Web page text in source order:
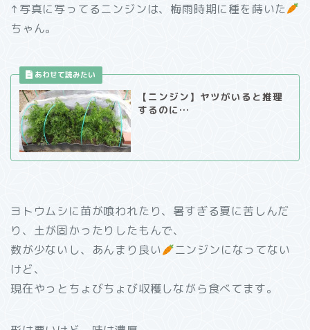
↑写真に写ってるニンジンは、梅雨時期に種を蒔いた
ちゃん。
【ニンジン】ヤツがいると推理
するのに…
ヨトウムシに苗が喰われたり、暑すぎる夏に苦しんだ
り、土が固かったりしたもんで、
数が少ないし、あんまり良い
ニンジンになってない
けど、
現在やっとちょびちょび収穫しながら食べてます。